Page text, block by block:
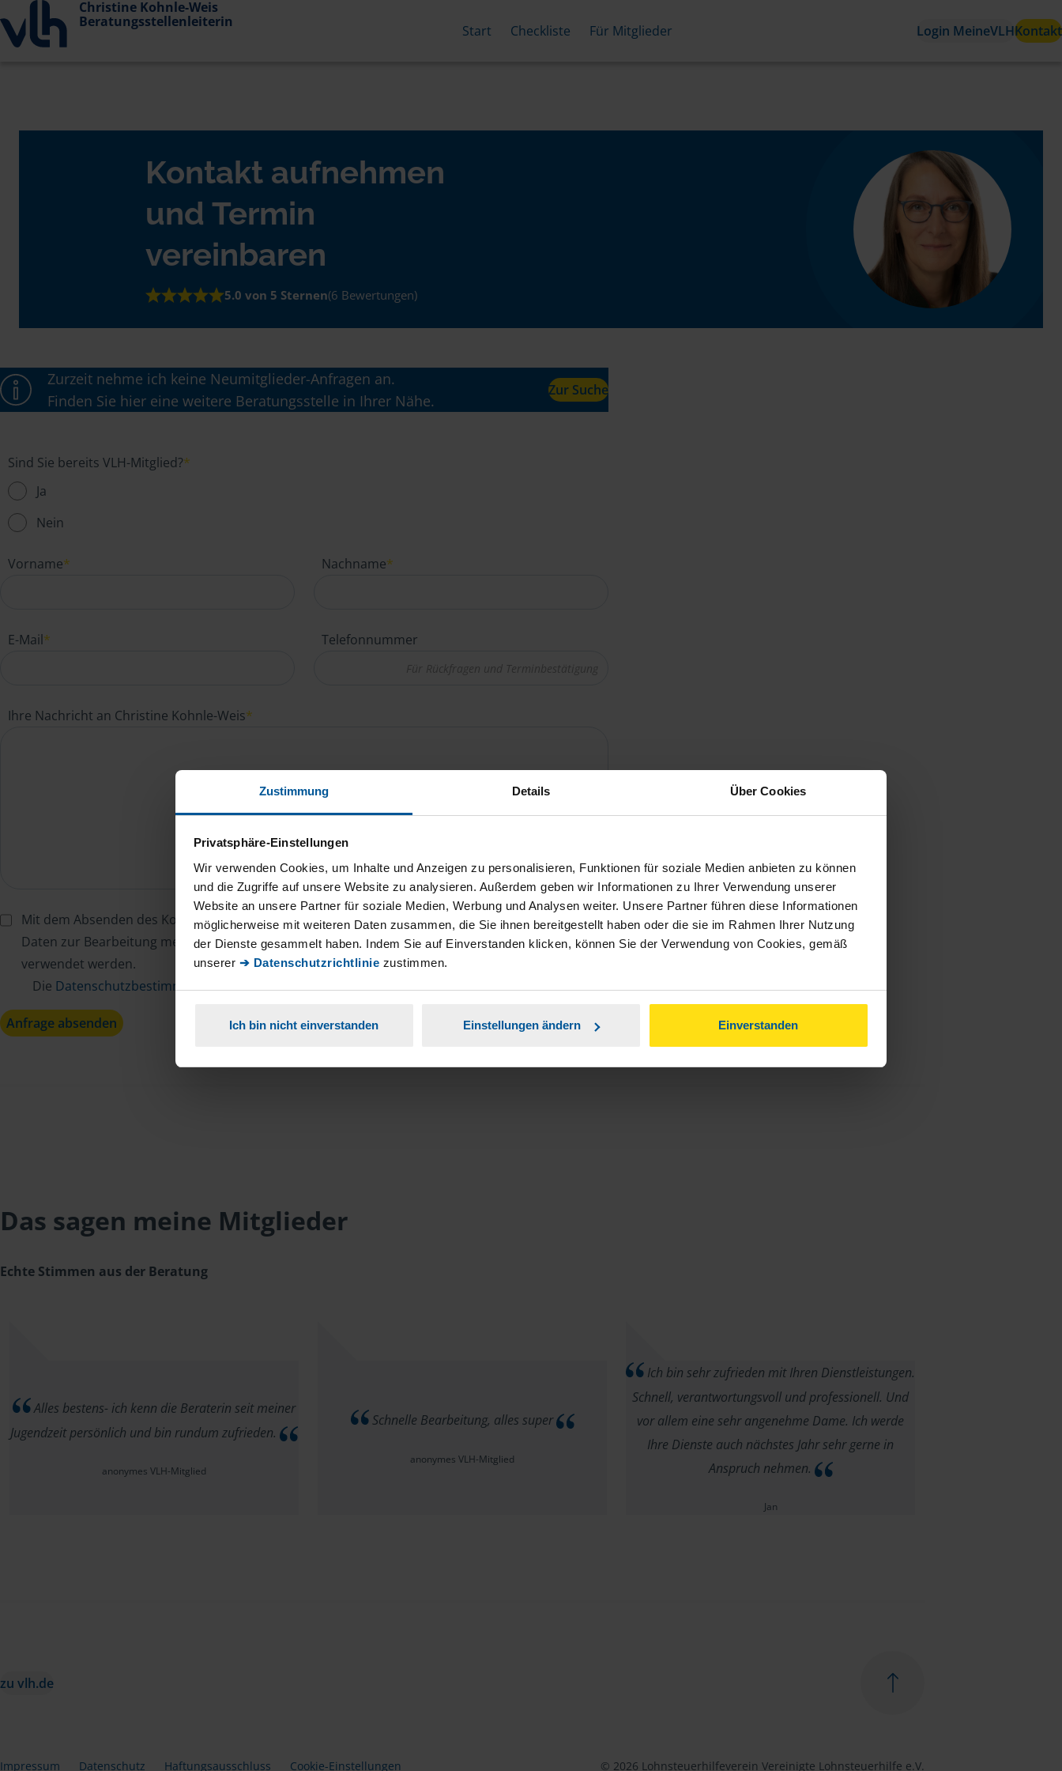
Zustimmung Details Über Cookies
Privatsphäre-Einstellungen
Wir verwenden Cookies, um Inhalte und Anzeigen zu personalisieren, Funktionen für soziale Medien anbieten zu können
und die Zugriffe auf unsere Website zu analysieren. Außerdem geben wir Informationen zu Ihrer Verwendung unserer
Website an unsere Partner für soziale Medien, Werbung und Analysen weiter. Unsere Partner führen diese Informationen
möglicherweise mit weiteren Daten zusammen, die Sie ihnen bereitgestellt haben oder die sie im Rahmen Ihrer Nutzung
der Dienste gesammelt haben. Indem Sie auf Einverstanden klicken, können Sie der Verwendung von Cookies, gemäß
unserer ➔ Datenschutzrichtlinie zustimmen.
Ich bin nicht einverstanden Einstellungen ändern Einverstanden
Christine Kohnle-Weis
Beratungsstellenleiterin
Start Checkliste Für Mitglieder Login MeineVLHKontakt
Kontakt aufnehmen
und Termin
vereinbaren
5.0 von 5 Sternen(6 Bewertungen)
Zurzeit nehme ich keine Neumitglieder-Anfragen an.
Finden Sie hier eine weitere Beratungsstelle in Ihrer Nähe.
Zur Suche
Sind Sie bereits VLH-Mitglied?*
Ja
Nein
Vorname* Nachname*
E-Mail* Telefonnummer
Ihre Nachricht an Christine Kohnle-Weis*
Mit dem Absenden des Kontaktformulars erkläre ich mich damit einverstanden, dass meine
Daten zur Bearbeitung meines Anliegens sowie zur internen Analyse der Zugriffsquelle
verwendet werden.
Die Datenschutzbestimmungenhabe ich zur Kenntnis genommen.*
Anfrage absenden
Das sagen meine Mitglieder
Echte Stimmen aus der Beratung
Alles bestens- ich kenn die Beraterin seit meiner
Jugendzeit persönlich und bin rundum zufrieden.
anonymes VLH-Mitglied
Schnelle Bearbeitung, alles super
anonymes VLH-Mitglied
Ich bin sehr zufrieden mit Ihren Dienstleistungen.
Schnell, verantwortungsvoll und professionell. Und
vor allem eine sehr angenehme Dame. Ich werde
Ihre Dienste auch nächstes Jahr sehr gerne in
Anspruch nehmen.
Jan
zu vlh.de
Impressum Datenschutz Haftungsausschluss Cookie-Einstellungen © 2026 Lohnsteuerhilfeverein Vereinigte Lohnsteuerhilfe e.V.